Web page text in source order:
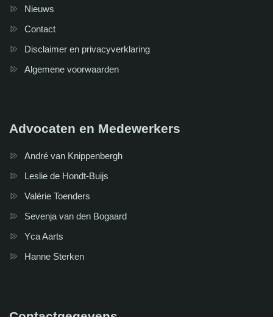
Nieuws
Contact
Disclaimer en privacyverklaring
Algemene voorwaarden
Advocaten en Medewerkers
André van Knippenbergh
Leslie de Hondt-Buijs
Valérie Toenders
Sevenja van den Bogaard
Yca Aarts
Hanne Sterken